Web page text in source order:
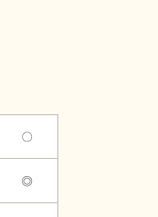
新商品・おすすめ商品
〇
◎